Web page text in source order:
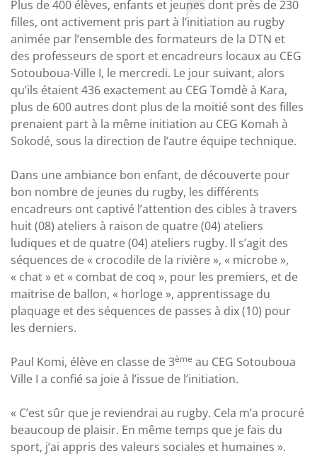
Plus de 400 élèves, enfants et jeunes dont près de 230
filles, ont activement pris part à l’initiation au rugby
animée par l’ensemble des formateurs de la DTN et
des professeurs de sport et encadreurs locaux au CEG
Sotouboua-Ville I, le mercredi. Le jour suivant, alors
qu’ils étaient 436 exactement au CEG Tomdè à Kara,
plus de 600 autres dont plus de la moitié sont des filles
prenaient part à la même initiation au CEG Komah à
Sokodé, sous la direction de l’autre équipe technique.
Dans une ambiance bon enfant, de découverte pour
bon nombre de jeunes du rugby, les différents
encadreurs ont captivé l’attention des cibles à travers
huit (08) ateliers à raison de quatre (04) ateliers
ludiques et de quatre (04) ateliers rugby. Il s’agit des
séquences de « crocodile de la rivière », « microbe »,
« chat » et « combat de coq », pour les premiers, et de
maitrise de ballon, « horloge », apprentissage du
plaquage et des séquences de passes à dix (10) pour
les derniers.
Paul Komi, élève en classe de 3ème au CEG Sotouboua
Ville I a confié sa joie à l’issue de l’initiation.
« C’est sûr que je reviendrai au rugby. Cela m’a procuré
beaucoup de plaisir. En même temps que je fais du
sport, j’ai appris des valeurs sociales et humaines ».